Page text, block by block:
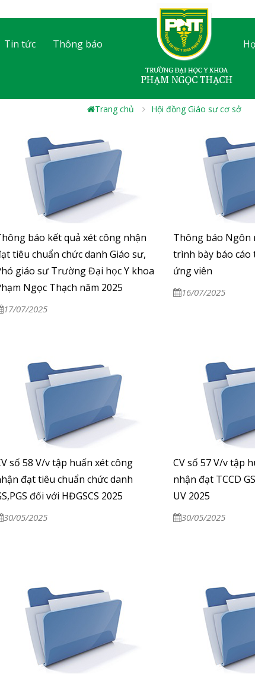
Tin tức Thông báo
Trang chủ Hội đồng Giáo sư cơ sở
báo kết quả xét công nhận
tiêu chuẩn chức danh Giáo sư,
giáo sư Trường Đại học Y khoa
Ngọc Thạch năm 2025
17/07/2025
Thông báo Ngôn
trình bày báo cáo
ứng viên
16/07/2025
số 58 V/v tập huấn xét công
đạt tiêu chuẩn chức danh
đối với HĐGSCS 2025
30/05/2025
CV số 57 V/v tập
nhận đạt TCCD
UV 2025
30/05/2025